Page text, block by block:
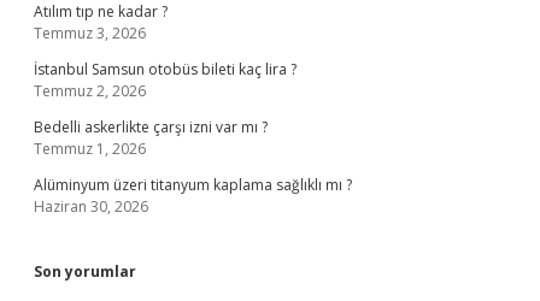
Atılım tıp ne kadar ?
Temmuz 3, 2026
İstanbul Samsun otobüs bileti kaç lira ?
Temmuz 2, 2026
Bedelli askerlikte çarşı izni var mı ?
Temmuz 1, 2026
Alüminyum üzeri titanyum kaplama sağlıklı mı ?
Haziran 30, 2026
Son yorumlar